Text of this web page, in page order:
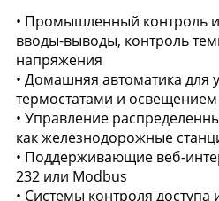
• Промышленный контроль
вводы-выводы, контроль
напряжения
• Домашняя автоматика для
термостатами и освещением
• Управление
как железнодорожные
• Поддерживающие веб-
232 или Modbus
• Системы контроля доступа